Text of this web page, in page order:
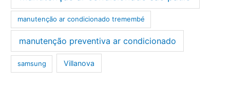
manutenção ar condicionado tremembé
manutenção preventiva ar condicionado
samsung Villanova